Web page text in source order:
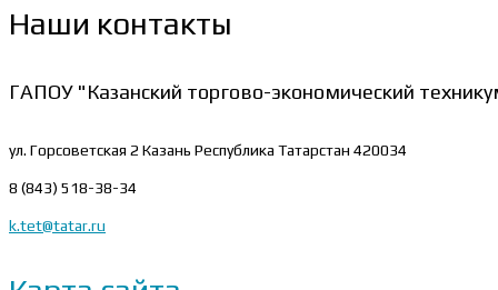
Наши контакты
ГАПОУ "Казанский торгово-экономический
ул. Горсоветская 2 Казань Республика Татарстан 420034
8 (843) 518-38-34
k.tet@tatar.ru